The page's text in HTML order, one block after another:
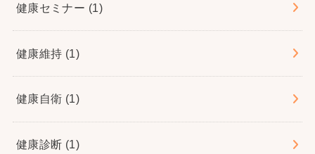
健康セミナー (1)
健康維持 (1)
健康自衛 (1)
健康診断 (1)